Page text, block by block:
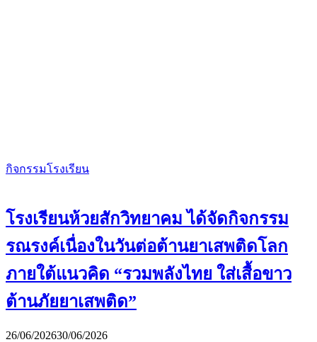
กิจกรรมโรงเรียน
โรงเรียนห้วยสักวิทยาคม ได้จัดกิจกรรม
รณรงค์เนื่องในวันต่อต้านยาเสพติดโลก
ภายใต้แนวคิด “รวมพลังไทย ใส่เสื้อขาว
ต้านภัยยาเสพติด”
26/06/202630/06/2026